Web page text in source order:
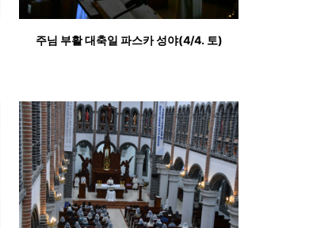
주님 부활 대축일 파스카 성야(4/4. 토)